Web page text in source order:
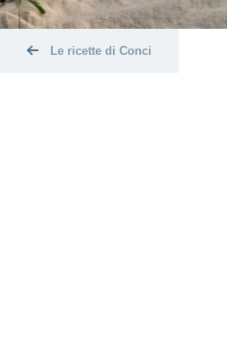
Le ricette di Conci